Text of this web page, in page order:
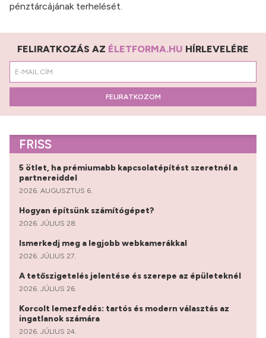
pénztárcájának terhelését.
FELIRATKOZÁS AZ ÉLETFORMA.HU HÍRLEVELÉRE
FELIRATKOZOM
FRISS
5 ötlet, ha prémiumabb kapcsolatépítést szeretnél a
partnereiddel
2026. AUGUSZTUS 6.
Hogyan építsünk számítógépet?
2026. JÚLIUS 28.
Ismerkedj meg a legjobb webkamerákkal
2026. JÚLIUS 27.
A tetőszigetelés jelentése és szerepe az épületeknél
2026. JÚLIUS 26.
Korcolt lemezfedés: tartós és modern választás az
ingatlanok számára
2026. JÚLIUS 24.